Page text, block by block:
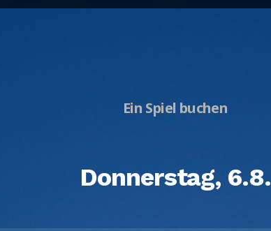
Ein Spiel buchen
Donnerstag, 6.8.